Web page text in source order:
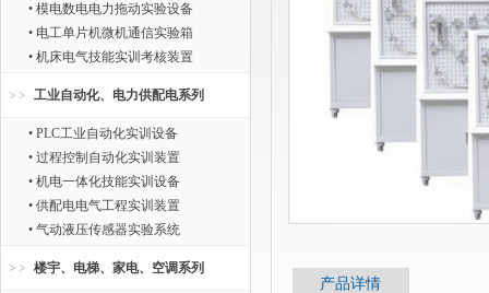
• 模电数电电力拖动实验设备
• 电工单片机微机通信实验箱
• 机床电气技能实训考核装置
工业自动化、电力供配电系列
• PLC工业自动化实训设备
• 过程控制自动化实训装置
• 机电一体化技能实训设备
• 供配电电气工程实训装置
• 气动液压传感器实验系统
楼宇、电梯、家电、空调系列
产品详情